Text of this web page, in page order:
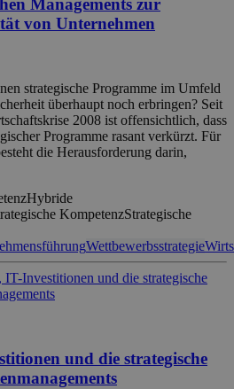
Managements zur
von Unternehmen
strategische Programme im Umfeld
überhaupt noch erbringen? Seit
2008 ist offensichtlich, dass
Programme rasant verkürzt. Für
die Herausforderung darin,
Hybride
KompetenzStrategische
Wettbewerbsstrategie
und die strategische